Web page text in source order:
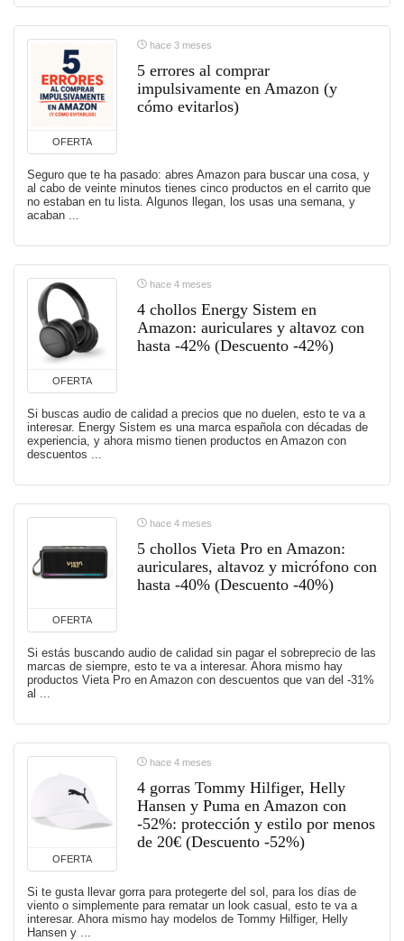
OFERTA
hace 3 meses
5 errores al comprar
impulsivamente en Amazon (y
cómo evitarlos)
Seguro que te ha pasado: abres Amazon para buscar una cosa, y
al cabo de veinte minutos tienes cinco productos en el carrito que
no estaban en tu lista. Algunos llegan, los usas una semana, y
acaban ...
OFERTA
hace 4 meses
4 chollos Energy Sistem en
Amazon: auriculares y altavoz con
hasta -42% (Descuento -42%)
Si buscas audio de calidad a precios que no duelen, esto te va a
interesar. Energy Sistem es una marca española con décadas de
experiencia, y ahora mismo tienen productos en Amazon con
descuentos ...
OFERTA
hace 4 meses
5 chollos Vieta Pro en Amazon:
auriculares, altavoz y micrófono con
hasta -40% (Descuento -40%)
Si estás buscando audio de calidad sin pagar el sobreprecio de las
marcas de siempre, esto te va a interesar. Ahora mismo hay
productos Vieta Pro en Amazon con descuentos que van del -31%
al ...
OFERTA
hace 4 meses
4 gorras Tommy Hilfiger, Helly
Hansen y Puma en Amazon con
-52%: protección y estilo por menos
de 20€ (Descuento -52%)
Si te gusta llevar gorra para protegerte del sol, para los días de
viento o simplemente para rematar un look casual, esto te va a
interesar. Ahora mismo hay modelos de Tommy Hilfiger, Helly
Hansen y ...